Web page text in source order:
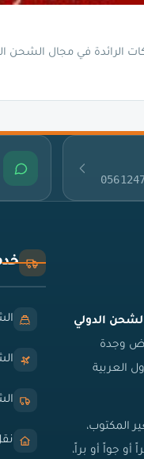
الرائدة في مجال الشحن
الدولي
وجدة
العربية
المكتوب،
جواً أو براً،